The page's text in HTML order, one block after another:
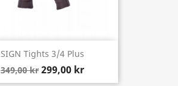
SIGN Tights 3/4 Plus
349,00 kr 299,00 kr